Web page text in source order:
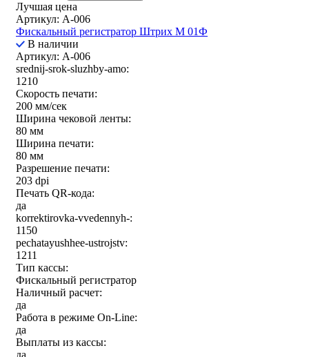
Лучшая цена
Артикул: A-006
Фискальный регистратор Штрих М 01Ф
В наличии
Артикул: A-006
srednij-srok-sluzhby-amo:
1210
Скорость печати:
200 мм/сек
Ширина чековой ленты:
80 мм
Ширина печати:
80 мм
Разрешение печати:
203 dpi
Печать QR-кода:
да
korrektirovka-vvedennyh-:
1150
pechatayushhee-ustrojstv:
1211
Тип кассы:
Фискальный регистратор
Наличный расчет:
да
Работа в режиме On-Line:
да
Выплаты из кассы: